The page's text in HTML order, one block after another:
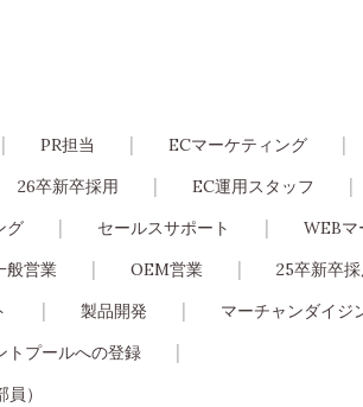
PR担当
ECマーケティング
26卒新卒採用
EC運用スタッフ
グ セールスサポート
WEBマ
般営業 OEM営業
25卒新卒
製品開発
マーチャンダイジ
トプールへの登録
）